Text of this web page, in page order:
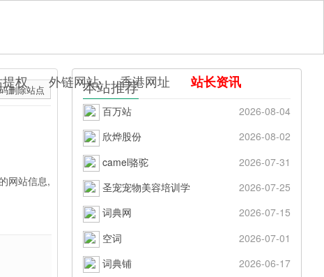
权 外链网站 香港网址 站长资讯
删除站点
网站信息,
本站推荐
百万站
2026-08-04
欣烨股份
2026-08-02
camel骆驼
2026-07-31
圣宠宠物美容培训学
2026-07-25
词典网
2026-07-15
空词
2026-07-01
词典铺
2026-06-17